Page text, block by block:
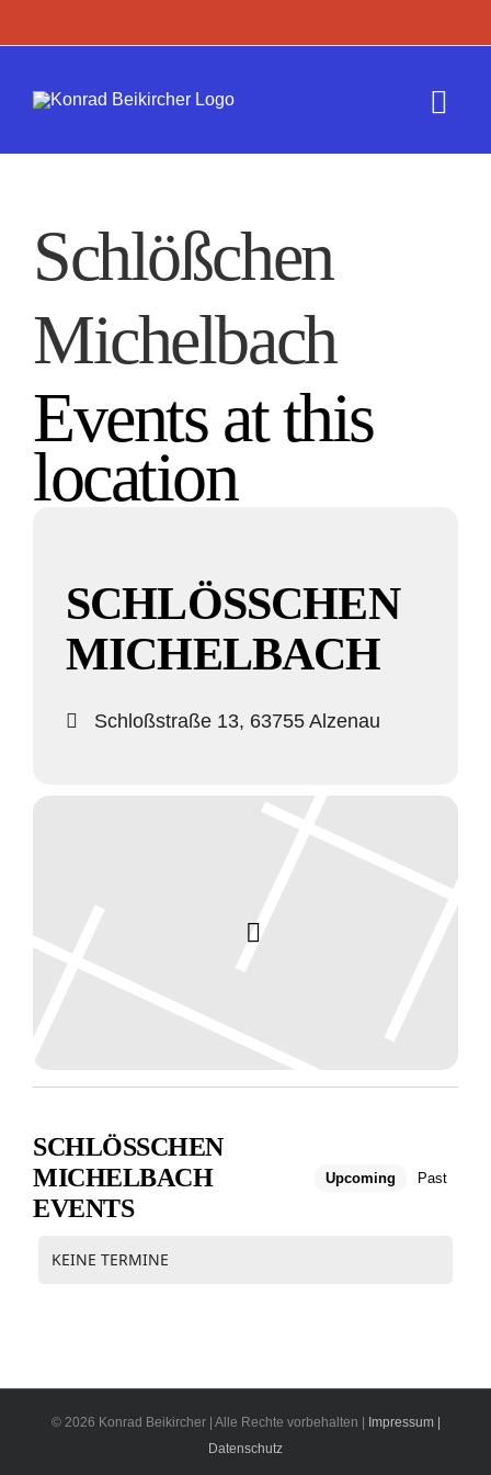
Inhalt
Schlößchen
Michelbach
Events at this
location
SCHLÖSSCHEN M
ICHELBACH
Schloßstraße 13, 63755 Alzenau
SCHLÖSSCHEN M
ICHELBACH E
VENTS
Upcoming Past
KEINE TERMINE
© 2026 Konrad Beikircher | Alle Rechte vorbehalten |
Impressum |
Datenschutz